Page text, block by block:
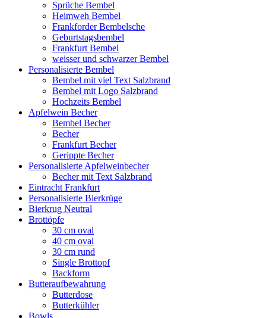
Sprüche Bembel
Heimweh Bembel
Frankforder Bembelsche
Geburtstagsbembel
Frankfurt Bembel
weisser und schwarzer Bembel
Personalisierte Bembel
Bembel mit viel Text Salzbrand
Bembel mit Logo Salzbrand
Hochzeits Bembel
Apfelwein Becher
Bembel Becher
Becher
Frankfurt Becher
Gerippte Becher
Personalisierte Apfelweinbecher
Becher mit Text Salzbrand
Eintracht Frankfurt
Personalisierte Bierkrüge
Bierkrug Neutral
Brottöpfe
30 cm oval
40 cm oval
30 cm rund
Single Brottopf
Backform
Butteraufbewahrung
Butterdose
Butterkühler
Bowls